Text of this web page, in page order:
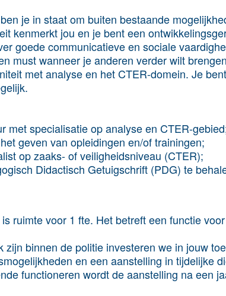
je in staat om buiten bestaande
kenmerkt jou en je bent een
goede communicatieve en sociale
must wanneer je anderen verder wilt
met analyse en het CTER-domein. Je
met specialisatie op analyse en CTER-
geven van opleidingen en/of trainingen;
op zaaks- of veiligheidsniveau (CTER);
Didactisch Getuigschrift (PDG) te
ruimte voor 1 fte. Het betreft een functie
binnen de politie investeren we in jouw
en een aanstelling in tijdelijke
functioneren wordt de aanstelling na een